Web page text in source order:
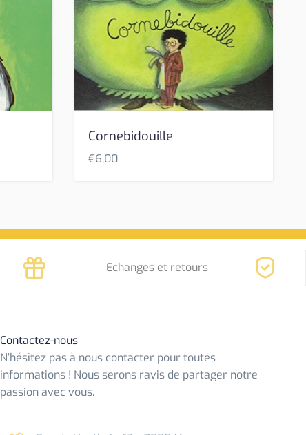
Cornebidouille
€6,00
Echanges et retours
Contactez-nous
N’hésitez pas à nous contacter pour toutes
informations ! Nous serons ravis de partager notre
passion avec vous.